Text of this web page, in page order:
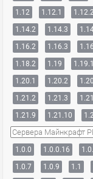
1.12
1.12.1
1.14.2
1.14.3
1.16.2
1.16.3
1.18.2
1.19 1.19.1
1.20.1
1.20.2
1.21.2
1.21.3
1.21.9
1.21.10
Сервера Майнкрафт
1.0.0
1.0.0.16
1.0.7
1.0.9 1.1